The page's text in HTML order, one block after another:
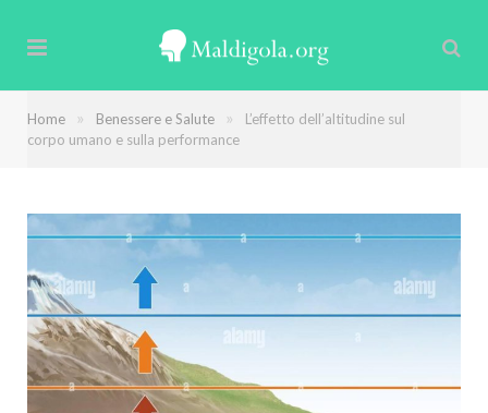
Home » Benessere e Salute »
L’effetto dell’altitudine sul
corpo umano e sulla performance